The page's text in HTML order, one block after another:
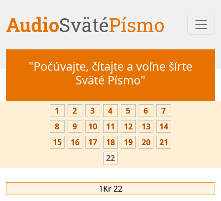
AudioSvätéPísmo
"Počúvajte, čítajte a voľne šírte
Sväté Písmo"
1 2 3 4 5 6
7
8
9 10 11 12 13
14
15
16 17 18 19 20
21
22
1Kr 22